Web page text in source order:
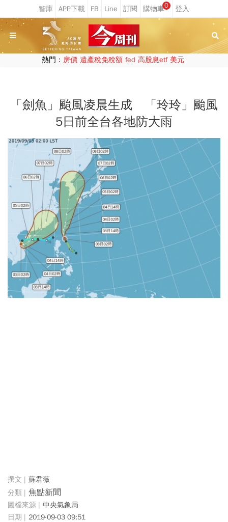
0
熱門： 房價 遺產稅免稅額 fed 高股息etf 美元
「劍魚」颱風凌晨生成 「玲玲」颱風
5日前全台各地防大雨
蘇君薇
焦點新聞
中央氣象局
2019-09-03 09:51